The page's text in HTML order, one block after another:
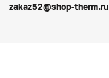
zakaz52@shop-therm.ru